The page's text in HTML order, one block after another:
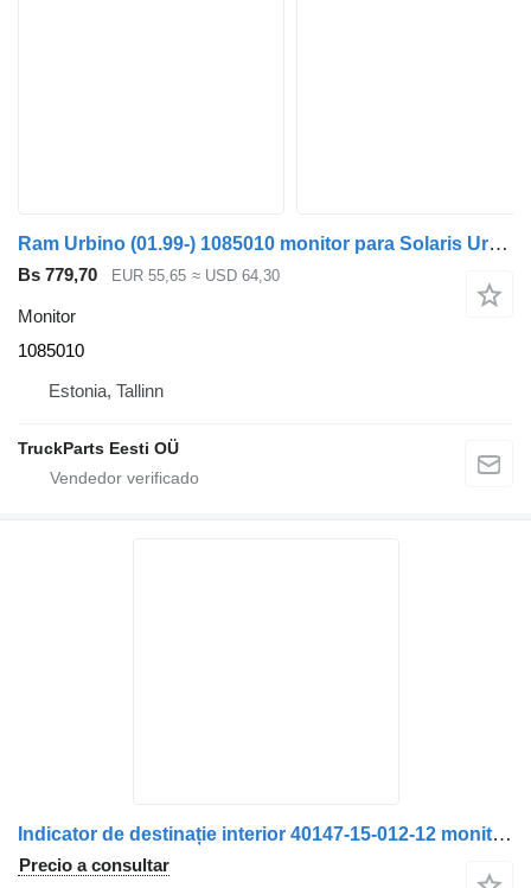
Ram Urbino (01.99-) 1085010 monitor para Solaris Urbino, Alpino, Vacanza (1999-) autobús
Bs 779,70 EUR 55,65 ≈ USD 64,30
Monitor
1085010
Estonia, Tallinn
TruckParts Eesti OÜ
Indicator de destinație interior 40147-15-012-12 monitor para Solaris autobús
Precio a consultar